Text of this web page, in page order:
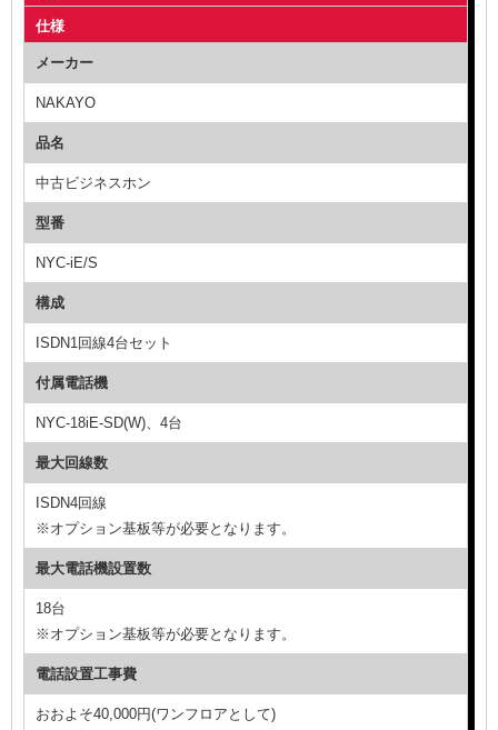
仕様
メーカー
NAKAYO
品名
中古ビジネスホン
型番
NYC-iE/S
構成
ISDN1回線4台セット
付属電話機
NYC-18iE-SD(W)、4台
最大回線数
ISDN4回線
※オプション基板等が必要となります。
最大電話機設置数
18台
※オプション基板等が必要となります。
電話設置工事費
おおよそ40,000円(ワンフロアとして)